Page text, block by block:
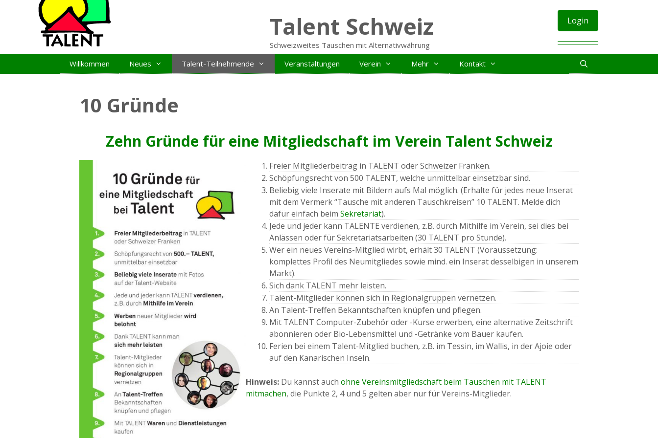
Login
Talent Schweiz
Schweizweites Tauschen mit Alternativwährung
Willkommen
Neues Talent-Teilnehmende Veranstaltungen Verein Mehr Kontakt
10 Gründe
Zehn Gründe für eine Mitgliedschaft im Verein Talent Schweiz
Freier Mitgliederbeitrag in TALENT oder Schweizer Franken.
Schöpfungsrecht von 500 TALENT, welche unmittelbar einsetzbar sind.
Beliebig viele Inserate mit Bildern aufs Mal möglich. (Erhalte für jedes neue Inserat
mit dem Vermerk “Tausche mit anderen Tauschkreisen” 10 TALENT. Melde dich
dafür einfach beim Sekretariat).
Jede und jeder kann TALENTE verdienen, z.B. durch Mithilfe im Verein, sei dies bei
Anlässen oder für Sekretariatsarbeiten (30 TALENT pro Stunde).
Wer ein neues Vereins-Mitglied wirbt, erhält 30 TALENT (Voraussetzung:
komplettes Profil des Neumitgliedes sowie mind. ein Inserat desselbigen in unserem
Markt).
Sich dank TALENT mehr leisten.
Talent-Mitglieder können sich in Regionalgruppen vernetzen.
An Talent-Treffen Bekanntschaften knüpfen und pflegen.
Mit TALENT Computer-Zubehör oder -Kurse erwerben, eine alternative Zeitschrift
abonnieren oder Bio-Lebensmittel und -Getränke vom Bauer kaufen.
Ferien bei einem Talent-Mitglied buchen, z.B. im Tessin, im Wallis, in der Ajoie oder
auf den Kanarischen Inseln.
Hinweis:Du kannst auch ohne Vereinsmitgliedschaft beim Tauschen mit TALENT
mitmachen, die Punkte 2, 4 und 5 gelten aber nur für Vereins-Mitglieder.